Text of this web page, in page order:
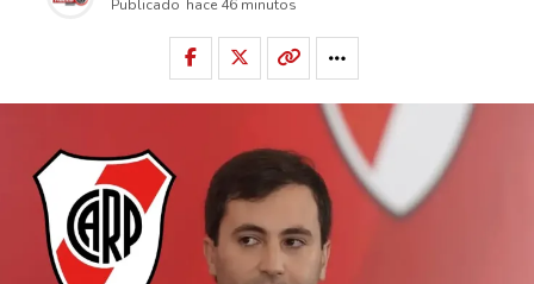
Publicado hace 46 minutos